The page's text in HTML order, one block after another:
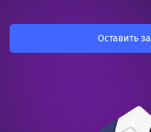
Оставить